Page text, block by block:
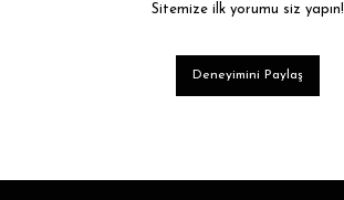
Sitemize ilk yorumu siz yapın!
Deneyimini Paylaş